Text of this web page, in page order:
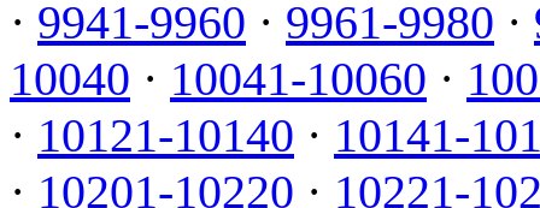
· 9941-9960 · 9961-9980 ·
10040 · 10041-10060 ·
· 10121-10140 · 10141-
· 10201-10220 · 10221-